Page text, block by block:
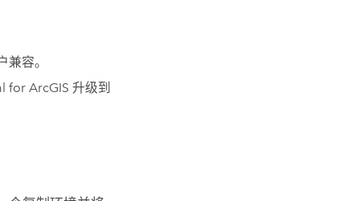
兼容。
for ArcGIS 升级到